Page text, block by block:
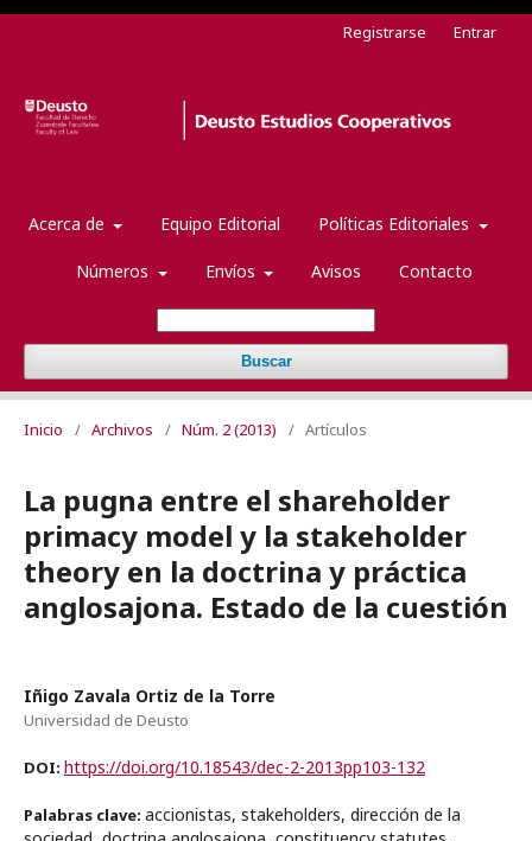
Acerca de Equipo Editorial Políticas Editoriales
Números Envíos Avisos Contacto
Buscar
Registrarse Entrar
Inicio / Archivos / Núm. 2 (2013) / Artículos
La pugna entre el shareholder
primacy model y la stakeholder
theory en la doctrina y práctica
anglosajona. Estado de la cuestión
Iñigo Zavala Ortiz de la Torre
Universidad de Deusto
DOI: https://doi.org/10.18543/dec-2-2013pp103-132
Palabras clave: accionistas, stakeholders, dirección de la